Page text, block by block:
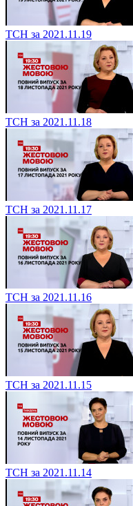
ТСН за 2021.11.19
ТСН за 2021.11.18
ТСН за 2021.11.17
ТСН за 2021.11.16
ТСН за 2021.11.15
ТСН за 2021.11.14